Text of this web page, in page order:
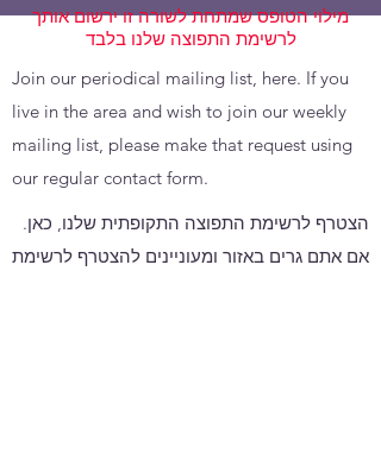
מילוי הטופס שמתחת לשורה זו ירשום אותך
לרשימת התפוצה שלנו בלבד
Join our periodical mailing list, here. If you
live in the area and wish to join our weekly
mailing list, please make that request using
our regular contact form.
הצטרף לרשימת התפוצה התקופתית שלנו, כאן.
אם אתם גרים באזור ומעוניינים להצטרף לרשימת